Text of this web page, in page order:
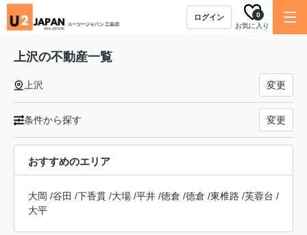
ログイン
お気に入り
0
上沢の不動産一覧
上沢 変更
条件から探す 変更
おすすめのエリア
大岡 /谷田 /下香貫 /大場 /平井 /徳倉 /徳倉 /東椎路 /芙蓉台 /
大平